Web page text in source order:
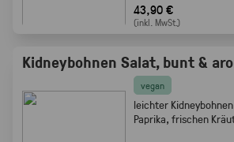
Gabelfood
43,90 €
(inkl. MwSt.)
Kidneybohnen Salat, bunt &
vegan
leichter
Paprika, frischen